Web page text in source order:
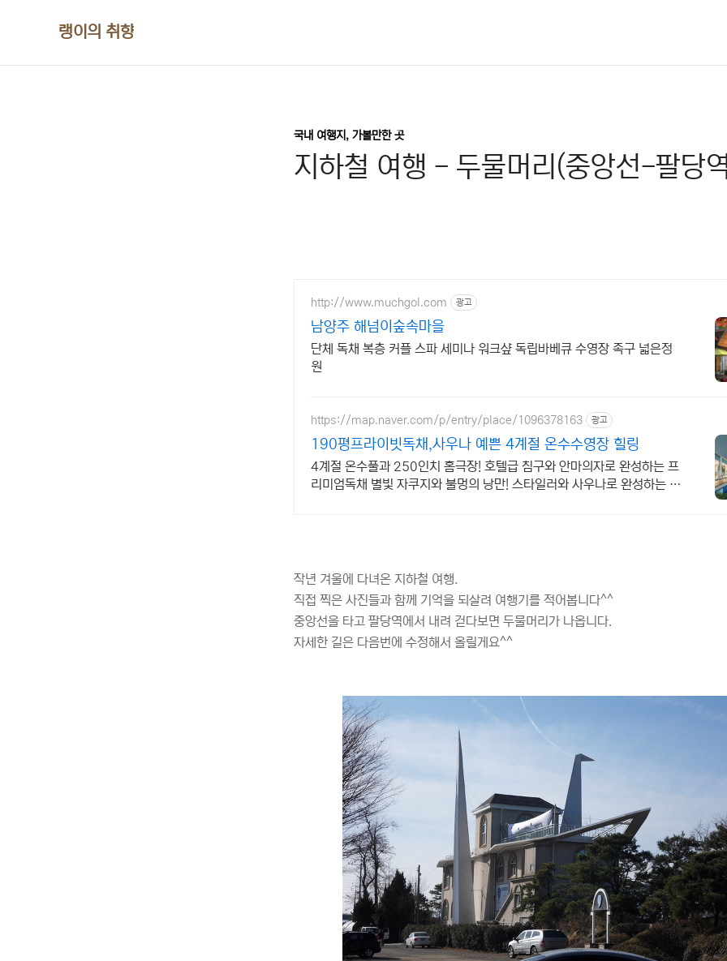
랭이의 취향
국내 여행지, 가볼만한 곳
지하철 여행 - 두물머리(중앙선-팔당
http://www.muchgol.com 광고
남양주 해넘이숲속마을
단체 독채 복층 커플 스파 세미나 워크샾 독립바베큐 수영장 족구 넓은정
원
https://map.naver.com/p/entry/place/1096378163 광고
190평프라이빗독채,사우나 예쁜 4계절 온수수영장 힐링
4계절 온수풀과 250인치 홈극장! 호텔급 침구와 안마의자로 완성하는 프
리미엄독채 별빛 자쿠지와 불멍의 낭만! 스타일러와 사우나로 완성하는 세
작년 겨울에 다녀온 지하철 여행.
직접 찍은 사진들과 함께 기억을 되살려 여행기를 적어봅니다^^
중앙선을 타고 팔당역에서 내려 걷다보면 두물머리가 나옵니다.
자세한 길은 다음번에 수정해서 올릴게요^^